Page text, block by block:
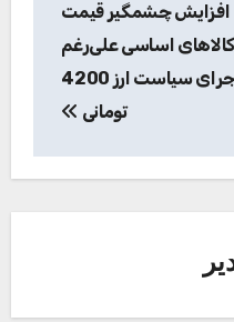
افزایش چشمگیر قیمت
کالاهای اساسی علی‌رغم
اجرای سیاست ارز 4200
تومانی